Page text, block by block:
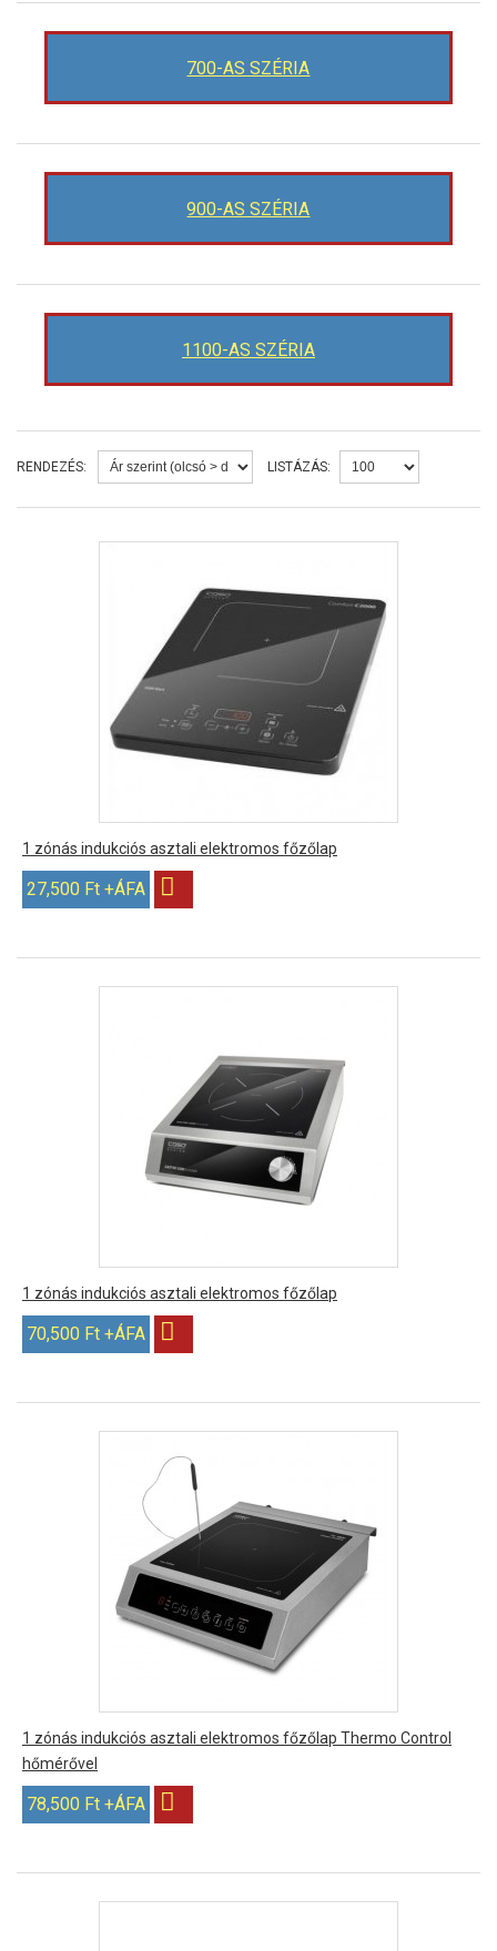
700-AS SZÉRIA
900-AS SZÉRIA
1100-AS SZÉRIA
RENDEZÉS: LISTÁZÁS:
1 zónás indukciós asztali elektromos főzőlap
27,500 Ft +ÁFA
1 zónás indukciós asztali elektromos főzőlap
70,500 Ft +ÁFA
1 zónás indukciós asztali elektromos főzőlap Thermo Control
hőmérővel
78,500 Ft +ÁFA